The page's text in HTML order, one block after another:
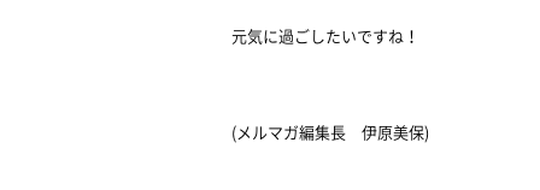
元気に過ごしたいですね！
(メルマガ編集長 伊原美保)